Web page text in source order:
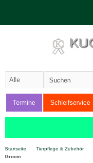
Termine Schleifservice
Startseite Tierpflege & Zubehör
Groom